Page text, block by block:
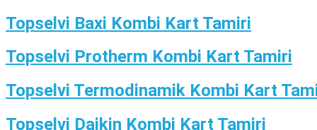
Topselvi Baxi Kombi Kart Tamiri
Topselvi Protherm Kombi Kart Tamiri
Topselvi Termodinamik Kombi Kart
Topselvi Daikin Kombi Kart Tamiri